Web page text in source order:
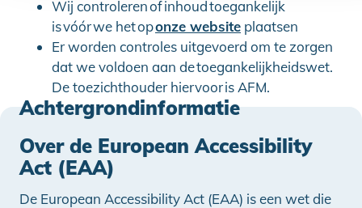
Wij controleren of inhoud toegankelijk
is vóór we het oponze website plaatsen
Er worden controles uitgevoerd om te zorgen
dat we voldoen aan de toegankelijkheidswet.
De toezichthouder hiervoor is AFM.
Achtergrondinformatie
Over de European Accessibility
Act (EAA)
De European Accessibility Act (EAA) is een wet die